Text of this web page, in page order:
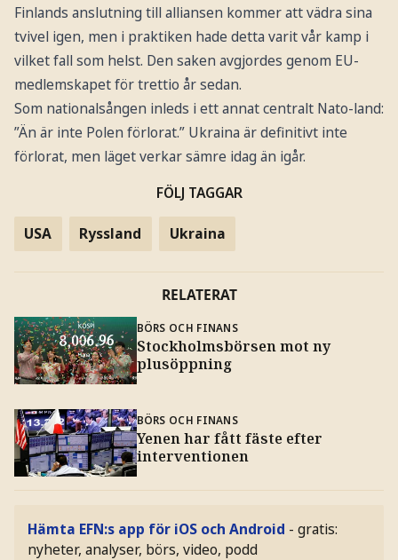
Finlands anslutning till alliansen kommer att vädra sina
tvivel igen, men i praktiken hade detta varit vår kamp i
vilket fall som helst. Den saken avgjordes genom EU-
medlemskapet för trettio år sedan.
Som nationalsången inleds i ett annat centralt Nato-land:
”Än är inte Polen förlorat.” Ukraina är definitivt inte
förlorat, men läget verkar sämre idag än igår.
FÖLJ TAGGAR
USA Ryssland Ukraina
RELATERAT
BÖRS OCH FINANS
Stockholmsbörsen mot ny
plusöppning
BÖRS OCH FINANS
Yenen har fått fäste efter
interventionen
Hämta EFN:s app för iOS och Android - gratis:
nyheter, analyser, börs, video, podd